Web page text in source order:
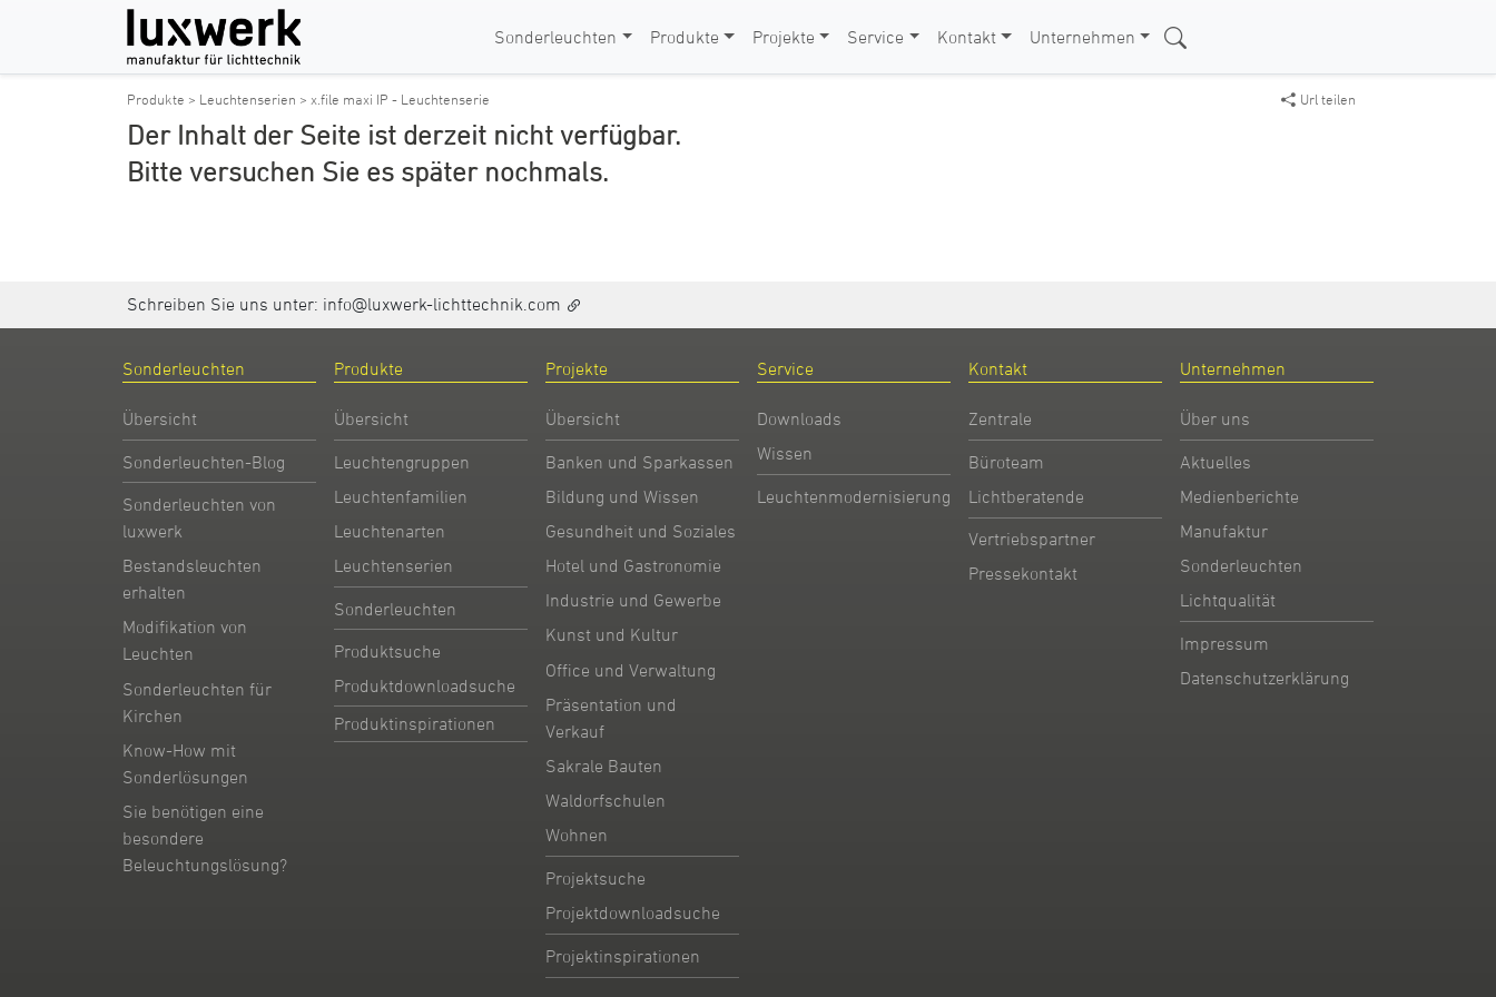
Sonderleuchten Produkte Projekte Service Kontakt Unternehmen
Produkte > Leuchtenserien > x.file maxi IP - Leuchtenserie Url teilen
Der Inhalt der Seite ist derzeit nicht verfügbar.
Bitte versuchen Sie es später nochmals.
Schreiben Sie uns unter: info@luxwerk-lichttechnik.com
Sonderleuchten
Übersicht
Sonderleuchten-Blog
Sonderleuchten von
luxwerk
Bestandsleuchten
erhalten
Modifikation von
Leuchten
Sonderleuchten für
Kirchen
Know-How mit
Sonderlösungen
Sie benötigen eine
besondere
Beleuchtungslösung?
Produkte
Übersicht
Leuchtengruppen
Leuchtenfamilien
Leuchtenarten
Leuchtenserien
Sonderleuchten
Produktsuche
Produktdownloadsuche
Produktinspirationen
Projekte
Übersicht
Banken und Sparkassen
Bildung und Wissen
Gesundheit und Soziales
Hotel und Gastronomie
Industrie und Gewerbe
Kunst und Kultur
Office und Verwaltung
Präsentation und
Verkauf
Sakrale Bauten
Waldorfschulen
Wohnen
Projektsuche
Projektdownloadsuche
Projektinspirationen
Service
Downloads
Wissen
Leuchtenmodernisierung
Kontakt
Zentrale
Büroteam
Lichtberatende
Vertriebspartner
Pressekontakt
Unternehmen
Über uns
Aktuelles
Medienberichte
Manufaktur
Sonderleuchten
Lichtqualität
Impressum
Datenschutzerklärung